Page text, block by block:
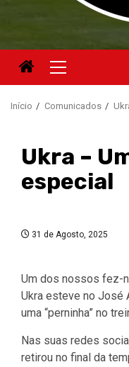
Menu
principal
Início Comunicados
Ukra –
especial
31 de Agosto, 2025
Um dos nossos fez-
Ukra esteve no José
uma “perninha” no
Nas suas redes
retirou no final da